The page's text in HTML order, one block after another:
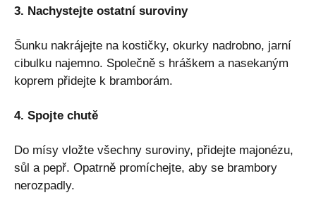
3. Nachystejte ostatní suroviny
Šunku nakrájejte na kostičky, okurky nadrobno, jarní
cibulku najemno. Společně s hráškem a nasekaným
koprem přidejte k bramborám.
4. Spojte chutě
Do mísy vložte všechny suroviny, přidejte majonézu,
sůl a pepř. Opatrně promíchejte, aby se brambory
nerozpadly.